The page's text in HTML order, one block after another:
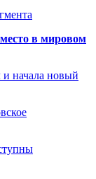
в мировом
начала новый